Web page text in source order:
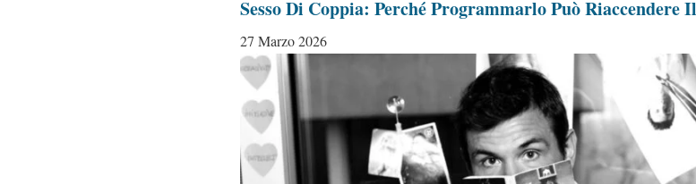
Sesso Di Coppia: Perché Programmarlo Può Riaccendere
27 Marzo 2026